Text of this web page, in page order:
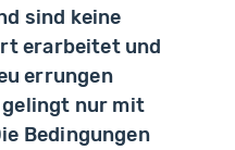
sind keine
erarbeitet und
errungen
nur mit
Bedingungen